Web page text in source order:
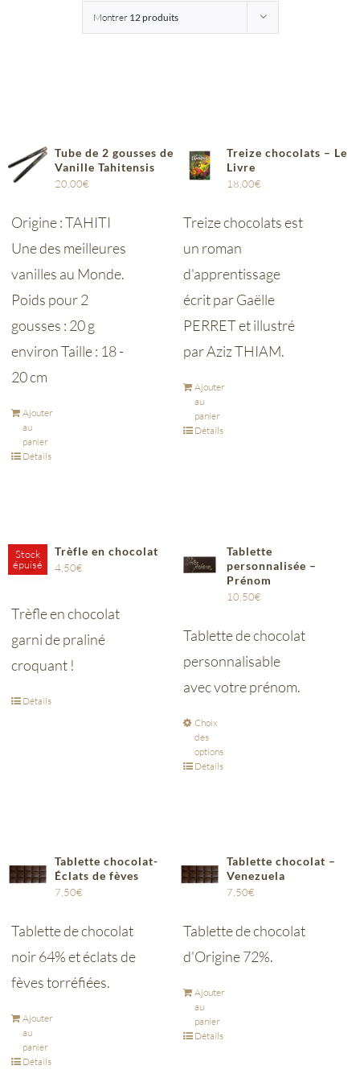
Montrer 12 produits
Tube de 2 gousses de
Vanille Tahitensis
20,00€
Origine : TAHITI
Une des meilleures
vanilles au Monde.
Poids pour 2
gousses : 20 g
environ Taille : 18 -
20 cm
Ajouter
au
panier
Détails
Treize chocolats – Le
Livre
18,00€
Treize chocolats est
un roman
d'apprentissage
écrit par Gaëlle
PERRET et illustré
par Aziz THIAM.
Ajouter
au
panier
Détails
Stock
épuisé
Trèfle en chocolat
4,50€
Trèfle en chocolat
garni de praliné
croquant !
Détails
Tablette
personnalisée –
Prénom
10,50€
Tablette de chocolat
personnalisable
avec votre prénom.
Choix
des
options
Détails
Tablette chocolat-
Éclats de fèves
7,50€
Tablette de chocolat
noir 64% et éclats de
fèves torréfiées.
Ajouter
au
panier
Détails
Tablette chocolat –
Venezuela
7,50€
Tablette de chocolat
d'Origine 72%.
Ajouter
au
panier
Détails